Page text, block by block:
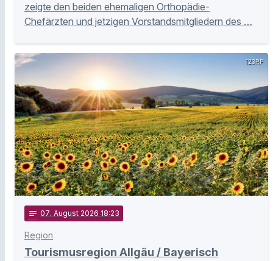
zeigte den beiden ehemaligen Orthopädie-
Chefärzten und jetzigen Vorstandsmitgliedern des …
123RF
notes 07. August 2026 18:23
Region
Tourismusregion Allgäu / Bayerisch